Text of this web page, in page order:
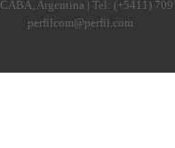
CABA, Argentina | Tel: (+5411)
perfilcom@perfil.com